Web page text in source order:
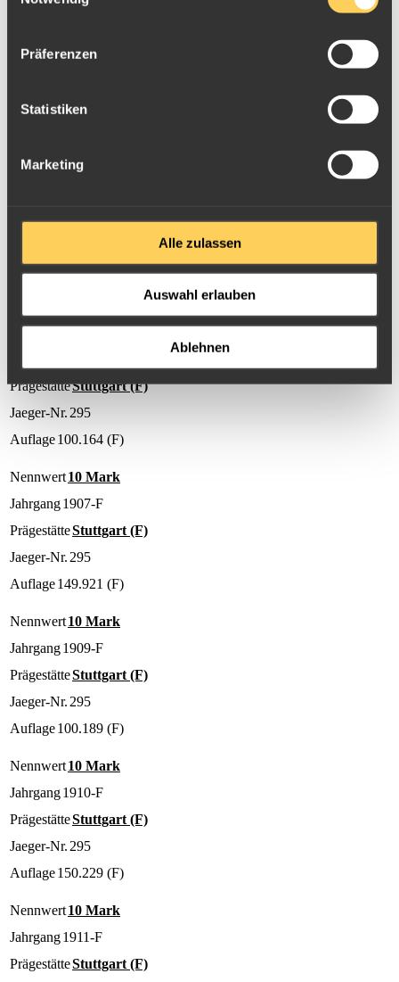
Präferenzen
Statistiken
Marketing
Alle zulassen
Auswahl erlauben
Ablehnen
Auflage180.402 (F)
Jaeger-Nr.295
Nennwert
PrägestätteStuttgart (F)
Jaeger-Nr. 295
Auflage100.164 (F)
Nennwert10 Mark
Jahrgang1907-F
PrägestätteStuttgart (F)
Jaeger-Nr. 295
Auflage149.921 (F)
Nennwert10 Mark
Jahrgang1909-F
PrägestätteStuttgart (F)
Jaeger-Nr. 295
Auflage100.189 (F)
Nennwert10 Mark
Jahrgang1910-F
PrägestätteStuttgart (F)
Jaeger-Nr. 295
Auflage150.229 (F)
Nennwert10 Mark
Jahrgang1911-F
PrägestätteStuttgart (F)